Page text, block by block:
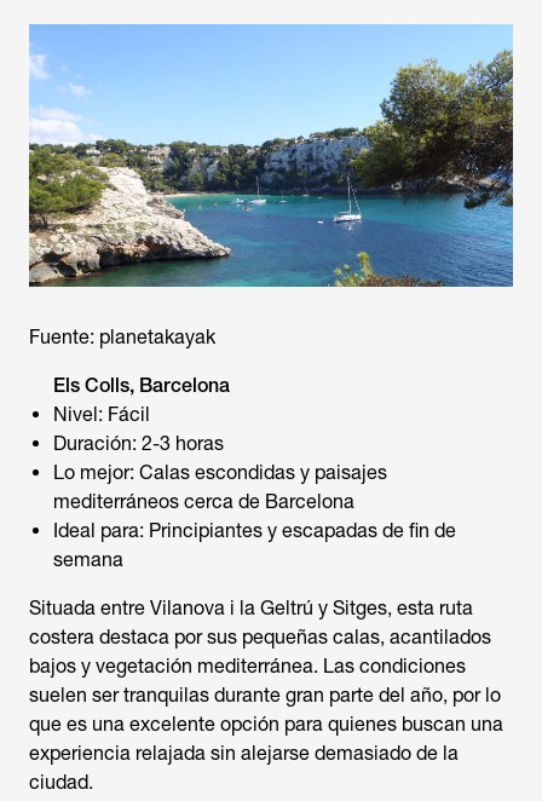
Fuente: planetakayak
Els Colls, Barcelona
Nivel: Fácil
Duración: 2-3 horas
Lo mejor: Calas escondidas y paisajes
mediterráneos cerca de Barcelona
Ideal para: Principiantes y escapadas de fin de
semana
Situada entre Vilanova i la Geltrú y Sitges, esta ruta
costera destaca por sus pequeñas calas, acantilados
bajos y vegetación mediterránea. Las condiciones
suelen ser tranquilas durante gran parte del año, por lo
que es una excelente opción para quienes buscan una
experiencia relajada sin alejarse demasiado de la
ciudad.